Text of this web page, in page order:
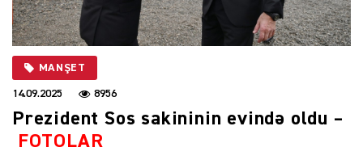
MANŞET
14.09.2025 8956
Prezident Sos sakininin evində oldu –
FOTOLAR